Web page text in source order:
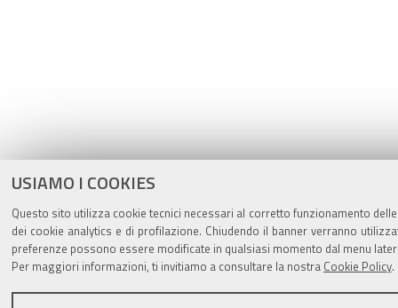
USIAMO I COOKIES
Questo sito utilizza cookie tecnici necessari al corretto funzionamento
dei cookie analytics e di profilazione. Chiudendo il banner verranno
preferenze possono essere modificate in qualsiasi momento dal menu
Per maggiori informazioni, ti invitiamo a consultare la nostra Cookie Policy.